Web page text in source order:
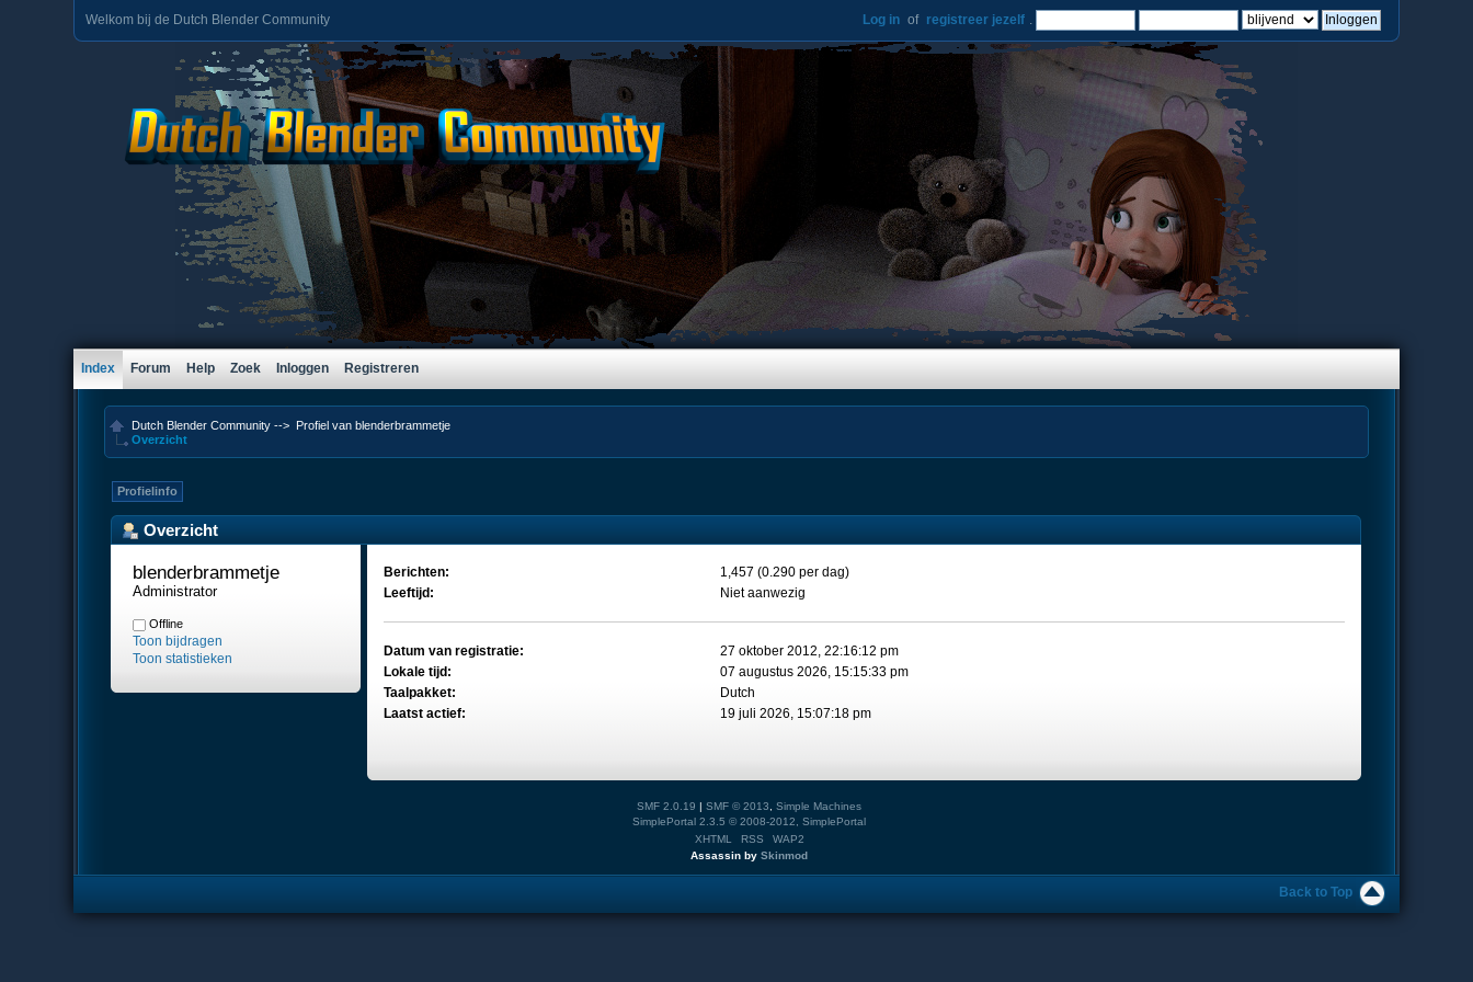
Welkom bij de Dutch Blender Community Log in of registreer jezelf .
Index Forum Help Zoek Inloggen Registreren
Dutch Blender Community --> Profiel van blenderbrammetje
Overzicht
Profielinfo
Overzicht
blenderbrammetje
Administrator
Offline
Toon bijdragen
Toon statistieken
Berichten:
1,457 (0.290 per dag)
Leeftijd:
Niet aanwezig
Datum van registratie:
27 oktober 2012, 22:16:12 pm
Lokale tijd:
07 augustus 2026, 15:15:33 pm
Taalpakket:
Dutch
Laatst actief:
19 juli 2026, 15:07:18 pm
SMF 2.0.19 | SMF © 2013
Simple Machines
SimplePortal 2.3.5 © 2008-2012, SimplePortal
XHTML
RSS
WAP2
Assassin by Skinmod
Back to Top